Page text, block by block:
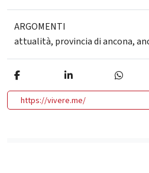
ARGOMENTI
attualità, provincia di ancona,
https://vivere.me/